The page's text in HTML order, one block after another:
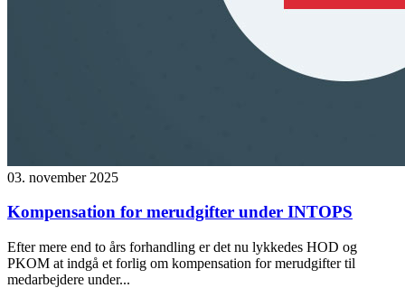
03. november 2025
Kompensation for merudgifter under INTOPS
Efter mere end to års forhandling er det nu lykkedes HOD og
PKOM at indgå et forlig om kompensation for merudgifter til
medarbejdere under...